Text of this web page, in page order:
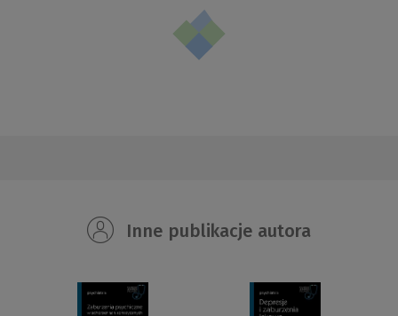
Inne publikacje autora